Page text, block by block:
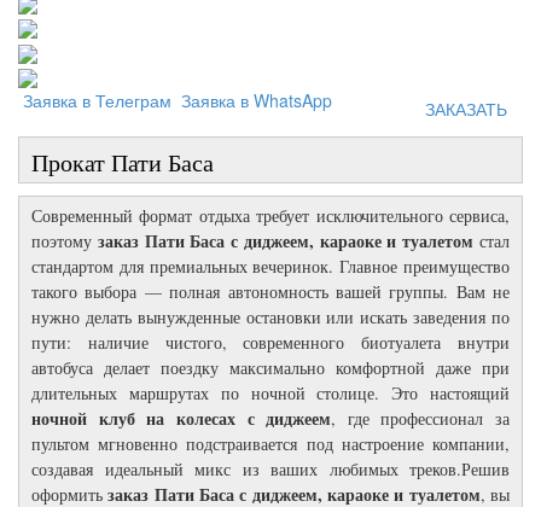
Заявка в Телеграм Заявка в WhatsApp ЗАКАЗАТЬ
Прокат Пати Баса
Современный формат отдыха требует исключительного сервиса,
поэтому заказ Пати Баса с диджеем, караоке и туалетом стал
стандартом для премиальных вечеринок. Главное преимущество
такого выбора — полная автономность вашей группы. Вам не
нужно делать вынужденные остановки или искать заведения по
пути: наличие чистого, современного биотуалета внутри
автобуса делает поездку максимально комфортной даже при
длительных маршрутах по ночной столице. Это настоящий
ночной клуб на колесах с диджеем, где профессионал за
пультом мгновенно подстраивается под настроение компании,
создавая идеальный микс из ваших любимых треков.Решив
оформитьзаказ Пати Баса с диджеем, караоке и туалетом, вы